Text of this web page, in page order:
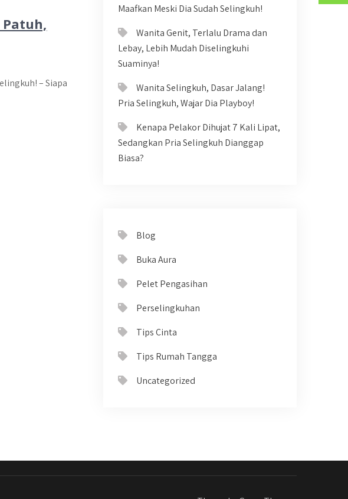
– Siapa
Maafkan Meski Dia Sudah Selingkuh!
Wanita Genit, Terlalu Drama dan
Lebay, Lebih Mudah Diselingkuhi
Suaminya!
Wanita Selingkuh, Dasar Jalang!
Pria Selingkuh, Wajar Dia Playboy!
Kenapa Pelakor Dihujat 7 Kali Lipat,
Sedangkan Pria Selingkuh Dianggap
Biasa?
Blog
Buka Aura
Pelet Pengasihan
Perselingkuhan
Tips Cinta
Tips Rumah Tangga
Uncategorized